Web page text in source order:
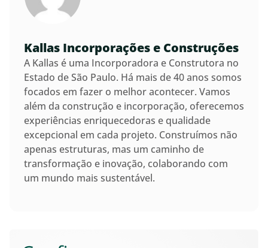
Kallas Incorporações e Construções
A Kallas é uma Incorporadora e Construtora no
Estado de São Paulo. Há mais de 40 anos somos
focados em fazer o melhor acontecer. Vamos
além da construção e incorporação, oferecemos
experiências enriquecedoras e qualidade
excepcional em cada projeto. Construímos não
apenas estruturas, mas um caminho de
transformação e inovação, colaborando com
um mundo mais sustentável.